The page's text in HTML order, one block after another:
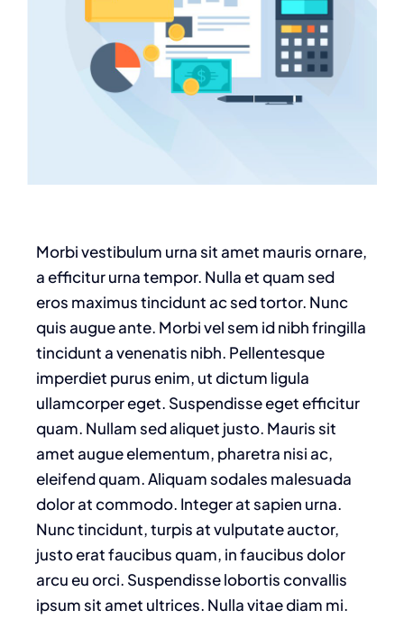
Morbi vestibulum urna sit amet mauris ornare,
a efficitur urna tempor. Nulla et quam sed
eros maximus tincidunt ac sed tortor. Nunc
quis augue ante. Morbi vel sem id nibh fringilla
tincidunt a venenatis nibh. Pellentesque
imperdiet purus enim, ut dictum ligula
ullamcorper eget. Suspendisse eget efficitur
quam. Nullam sed aliquet justo. Mauris sit
amet augue elementum, pharetra nisi ac,
eleifend quam. Aliquam sodales malesuada
dolor at commodo. Integer at sapien urna.
Nunc tincidunt, turpis at vulputate auctor,
justo erat faucibus quam, in faucibus dolor
arcu eu orci. Suspendisse lobortis convallis
ipsum sit amet ultrices. Nulla vitae diam mi.